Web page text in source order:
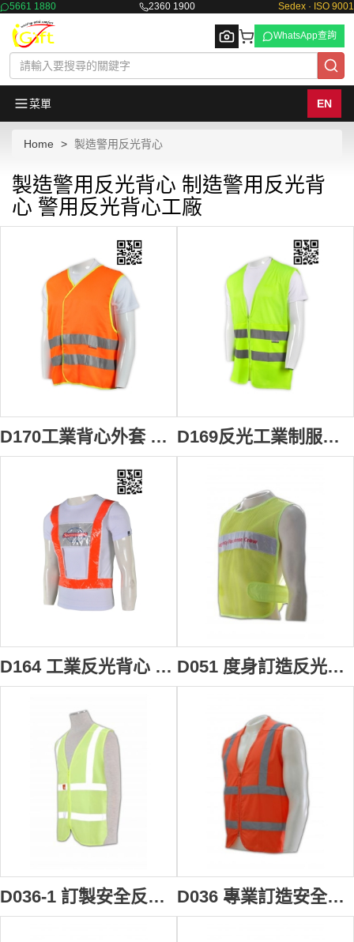
5661 1880 2360 1900 Sedex · ISO 9001
WhatsApp查詢
菜單 EN
Home 製造警用反光背心
製造警用反光背心 制造警用反光背
心 警用反光背心工廠
D170工業背心外套 反光背心外套 工程背心 來樣訂做反光背心外套 自行車反光背心 地盤人員背心 背心外套供應商 反光背心外套生產商 D169反光工業制服背心 拉鏈開胸工業背心外套 工程背心 自行車反光背心 專業度身訂做工業背心外套 訂製反光背心 工業背心外套中心 背心外套公司
D164 工業反光背心 供應訂購 安全作業反光背心 地盤人員背心 工業制服反光背心 反光背心製造商 D051 度身訂造反光衣 在線訂購安全螢光制服 分隊背心 自訂員工安全背心 反光背心制服公司
D036-1 訂製安全反光背心 訂購3m反光安全背心 訂做職業背心批發商HK D036 專業訂造安全反光背心 訂購團體反光背心 訂製專業工業背心 背心制服批發商HK